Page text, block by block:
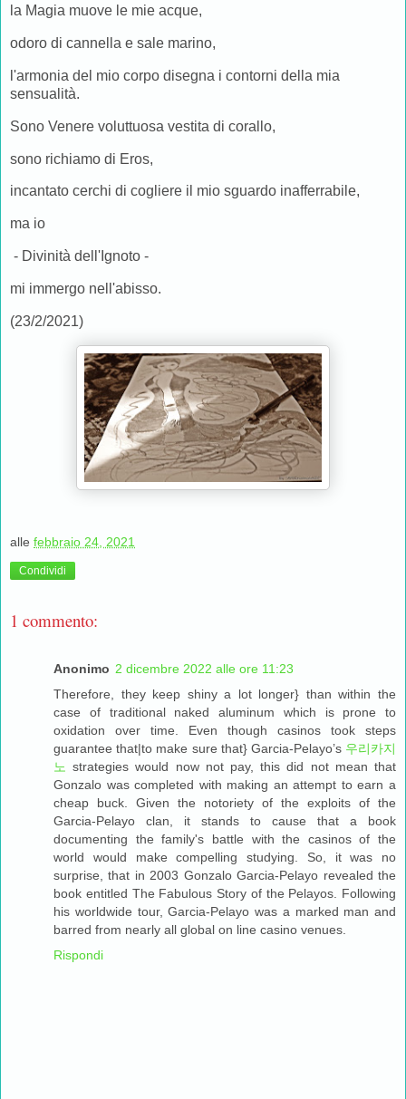
la Magia muove le mie acque,
odoro di cannella e sale marino,
l'armonia del mio corpo disegna i contorni della mia
sensualità.
Sono Venere voluttuosa vestita di corallo,
sono richiamo di Eros,
incantato cerchi di cogliere il mio sguardo inafferrabile,
ma io
- Divinità dell'Ignoto -
mi immergo nell'abisso.
(23/2/2021)
alle febbraio 24, 2021
Condividi
1 commento:
Anonimo 2 dicembre 2022 alle ore 11:23
Therefore, they keep shiny a lot longer} than within the
case of traditional naked aluminum which is prone to
oxidation over time. Even though casinos took steps
guarantee that|to make sure that} Garcia-Pelayo’s 우리카지
노 strategies would now not pay, this did not mean that
Gonzalo was completed with making an attempt to earn a
cheap buck. Given the notoriety of the exploits of the
Garcia-Pelayo clan, it stands to cause that a book
documenting the family's battle with the casinos of the
world would make compelling studying. So, it was no
surprise, that in 2003 Gonzalo Garcia-Pelayo revealed the
book entitled The Fabulous Story of the Pelayos. Following
his worldwide tour, Garcia-Pelayo was a marked man and
barred from nearly all global on line casino venues.
Rispondi